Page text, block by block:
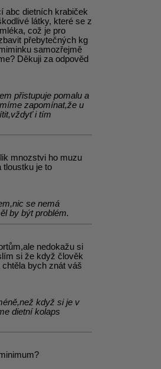
abc dietních krabiček
látky, které se z
což je pro
přebytečných kg
samozřejmě
Děkuji za odpověd
přistupuje pomalu a
zapomínat,že u
i tím
mnozstvi ho muzu
tloustku je to
se nemá
by být problém.
nedokažu si
si že když člověk
bych znát váš
když si je v
dietní kolaps